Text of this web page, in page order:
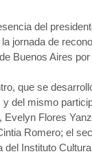
del
jornada de
Buenos Aires
que se
y del mismo
Evelyn Flores
Romero; el
del Instituto